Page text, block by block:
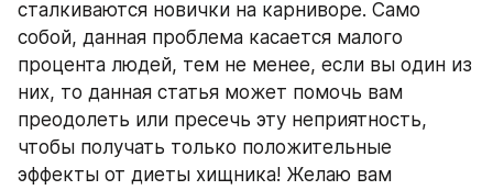
сталкиваются новички на карниворе. Само
собой, данная проблема касается малого
процента людей, тем не менее, если вы один из
них, то данная статья может помочь вам
преодолеть или пресечь эту неприятность,
чтобы получать только положительные
эффекты от диеты хищника! Желаю вам